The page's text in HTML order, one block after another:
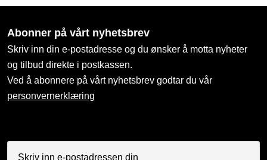
Abonner på vårt nyhetsbrev
Skriv inn din e-postadresse og du ønsker å motta nyheter
og tilbud direkte i postkassen.
Ved å abonnere på vårt nyhetsbrev godtar du vår
personvernerklæring